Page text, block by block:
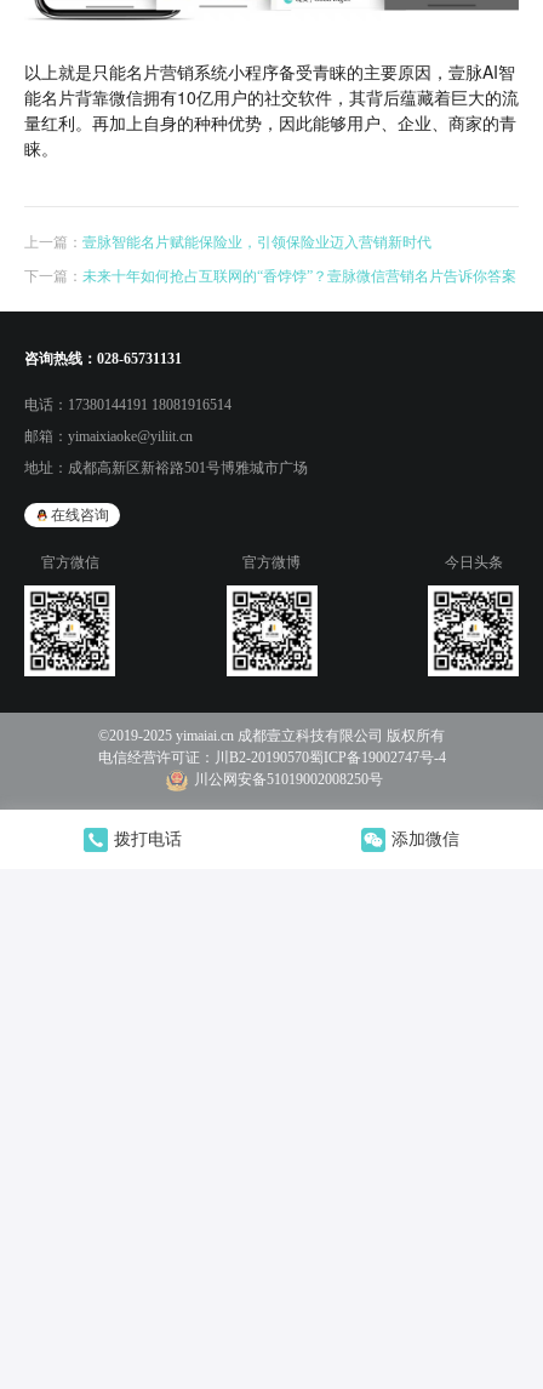
以上就是只能名片营销系统小程序备受青睐的主要原因，壹脉AI智
能名片背靠微信拥有10亿用户的社交软件，其背后蕴藏着巨大的流
量红利。再加上自身的种种优势，因此能够用户、企业、商家的青
睐。
上一篇： 壹脉智能名片赋能保险业，引领保险业迈入营销新时代
下一篇： 未来十年如何抢占互联网的“香饽饽”？壹脉微信营销名片告诉你答案
拨打电话 添加微信
咨询热线： 028-65731131
电话： 17380144191 18081916514
邮箱： yimaixiaoke@yiliit.cn
地址： 成都高新区新裕路501号博雅城市广场
在线咨询
官方微信 官方微博 今日头条
©2019-2025 yimaiai.cn 成都壹立科技有限公司 版权所有
电信经营许可证： 川B2-20190570蜀ICP备19002747号-4
川公网安备51019002008250号